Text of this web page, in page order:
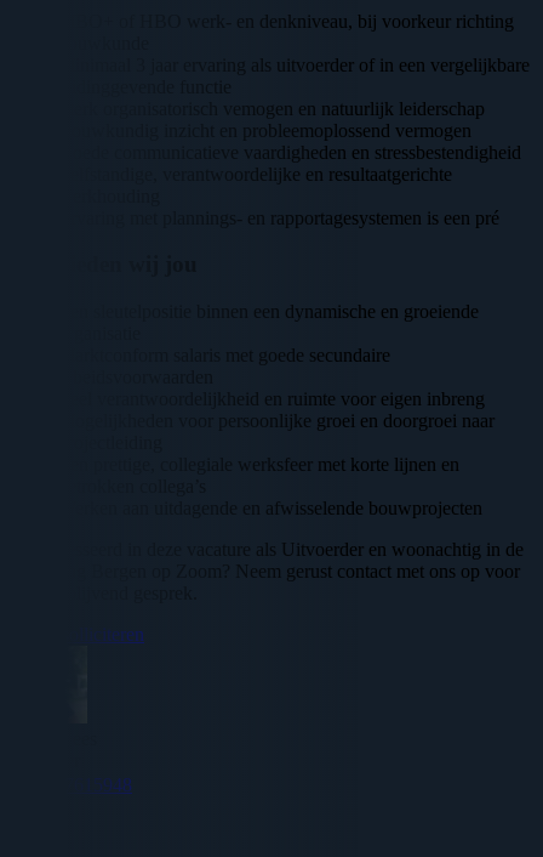
MBO+ of HBO werk- en denkniveau, bij voorkeur richting
Minimaal 3 jaar ervaring als uitvoerder of in een vergelijkbare
Sterk organisatorisch vemogen en natuurlijk leiderschap
Bouwkundig inzicht en probleemoplossend vermogen
Goede communicatieve vaardigheden en stressbestendigheid
Zelfstandige, verantwoordelijke en resultaatgerichte
Ervaring met plannings- en rapportagesystemen is een pré
Een sleutelpositie binnen een dynamische en groeiende
Marktconform salaris met goede secundaire
Veel verantwoordelijkheid en ruimte voor eigen inbreng
Mogelijkheden voor persoonlijke groei en doorgroei naar
Een prettige, collegiale werksfeer met korte lijnen en
Werken aan uitdagende en afwisselende bouwprojecten
Geïnteresseerd in deze vacature als Uitvoerder en woonachtig in de
omgeving Bergen op Zoom? Neem gerust contact met ons op voor
Direct solliciteren
0617615948